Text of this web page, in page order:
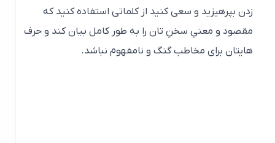
زدن بپرهیزید و سعی کنید از کلماتی استفاده کنید که
مقصود و معنیِ سخنِ تان را به طور کامل بیان کند و حرف
هایتان برای مخاطب گنگ و نامفهوم نباشد.